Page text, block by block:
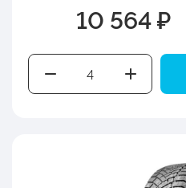
10 564 ₽